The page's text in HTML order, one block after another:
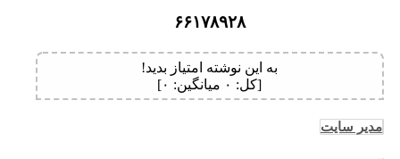
۶۶۱۷۸۹۲۸
به این نوشته امتیاز بدید!
[کل: ۰ میانگین: ۰]
مدیر سایت